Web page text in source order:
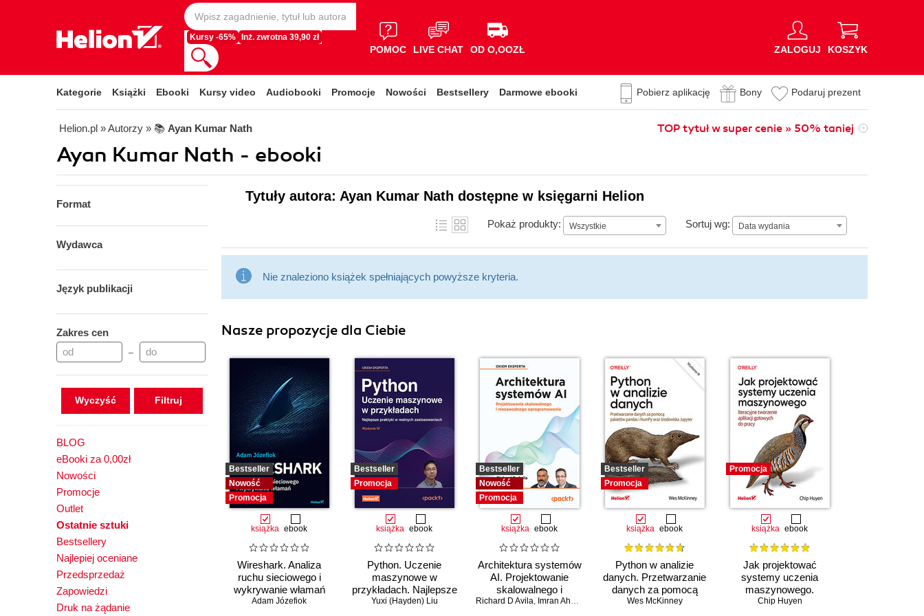
Kursy -65% Inż. zwrotna 39,90 zł
POMOC LIVE CHAT OD O,OOZŁ ZALOGUJ KOSZYK
Kategorie Książki Ebooki Kursy video Audiobooki Promocje Nowości Bestsellery Darmowe ebooki Pobierz aplikację Bony Podaruj prezent
Helion.pl » Autorzy » 📚 Ayan Kumar Nath TOP tytuł w super cenie » 50% taniej
Ayan Kumar Nath - ebooki
Format
Wydawca
Język publikacji
Zakres cen
–
Wyczyść
BLOG
eBooki za 0,00zł
Nowości
Promocje
Outlet
Ostatnie sztuki
Bestsellery
Najlepiej oceniane
Przedsprzedaż
Zapowiedzi
Druk na żądanie
Tytuły autora: Ayan Kumar Nath dostępne w księgarni Helion
Pokaż produkty: Wszystkie Sortuj wg: Data wydania
Data wydania
Nie znaleziono książek spełniających powyższe kryteria.
Nasze propozycje dla Ciebie
Bestseller
Nowość
Promocja
książka ebook
Wireshark. Analiza
ruchu sieciowego i
wykrywanie włamań
Adam Józefiok
Bestseller
Promocja
książka ebook
Python. Uczenie
maszynowe w
przykładach. Najlepsze
praktyki w realnych
Yuxi (Hayden) Liu
Bestseller
Nowość
Promocja
książka ebook
Architektura systemów
AI. Projektowanie
skalowalnego i
niezawodnego
Richard D Avila, Imran Ahmad
Bestseller
Promocja
książka ebook
Python w analizie
danych. Przetwarzanie
danych za pomocą
pakietów pandas i
Wes McKinney
Promocja
książka ebook
Jak projektować
systemy uczenia
maszynowego.
Iteracyjne tworzenie
Chip Huyen